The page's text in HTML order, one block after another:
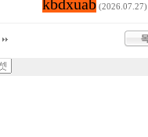
kbdxuab (2026.07.27)